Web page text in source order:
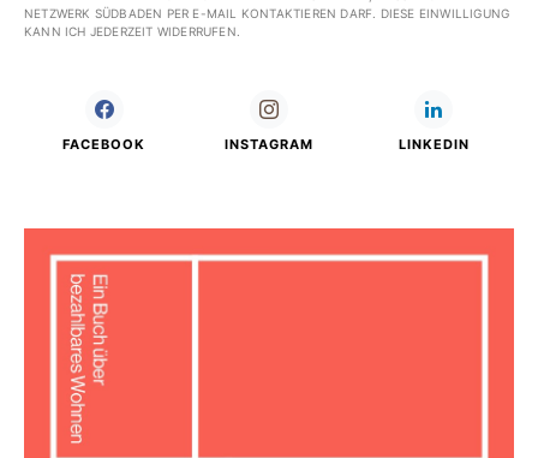
NETZWERK SÜDBADEN PER E-MAIL KONTAKTIEREN DARF. DIESE EINWILLIGUNG
KANN ICH JEDERZEIT WIDERRUFEN.
FACEBOOK INSTAGRAM LINKEDIN